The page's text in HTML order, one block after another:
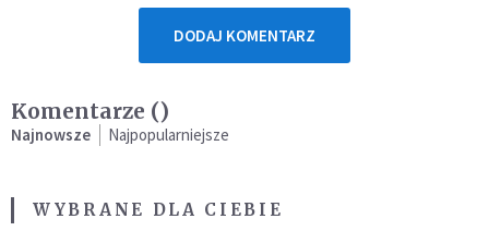
DODAJ KOMENTARZ
Komentarze ()
Najnowsze Najpopularniejsze
WYBRANE DLA CIEBIE